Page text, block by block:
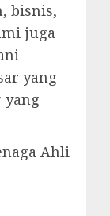
bisnis,
juga
yang
Ahli